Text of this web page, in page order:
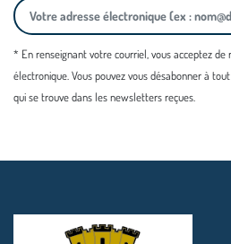
* En renseignant votre courriel, vous acceptez de
électronique. Vous pouvez vous désabonner à
qui se trouve dans les newsletters reçues.